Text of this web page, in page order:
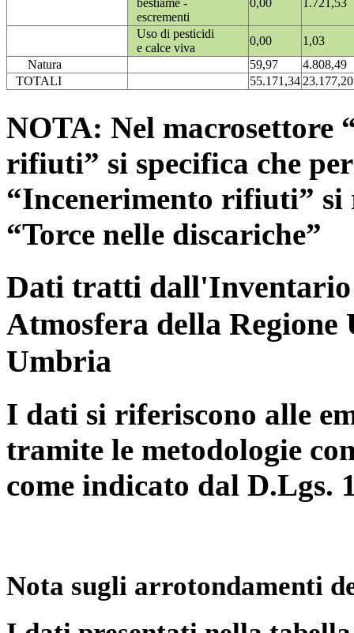
bestiame -
escrementi
0,00 1.721,53
Uso di pesticidi
e calce viva
0,00
1,03
Natura
59,97
4.808,49
TOTALI
55.171,3423.177,20
NOTA: Nel macrosettore
rifiuti” si specifica che
“Incenerimento rifiuti”
“Torce nelle discariche”
Dati tratti dall'Inventario
Atmosfera della
Umbria
I dati si riferiscono alle
tramite le metodologie
come indicato dal D.Lgs.
Nota sugli arrotondamenti